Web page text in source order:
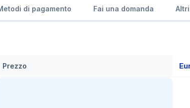
di pagamento Fai una domanda
Prezzo